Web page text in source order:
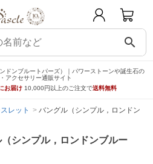
search
ドンブルートパーズ）｜パワーストーンや誕生石の
アクセサリー通販サイト
お届け 10,000円以上のご注文で送料無料
レット バングル（シンプル，ロンドンブ
シンプル，ロンドンブルー